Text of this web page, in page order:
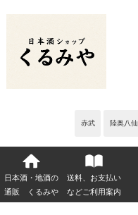
赤武 陸奥八仙
日本酒・地酒の
通販 くるみや
送料、お支払い
などご利用案内